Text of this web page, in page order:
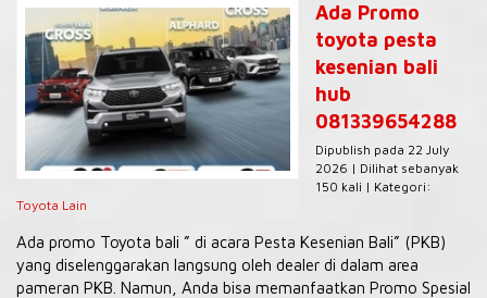
Ada Promo
toyota pesta
kesenian bali
hub
081339654288
Dipublish pada 22 July
2026 | Dilihat sebanyak
150 kali | Kategori:
Toyota Lain
Ada promo Toyota bali ” di acara Pesta Kesenian Bali” (PKB)
yang diselenggarakan langsung oleh dealer di dalam area
pameran PKB. Namun, Anda bisa memanfaatkan Promo Spesial